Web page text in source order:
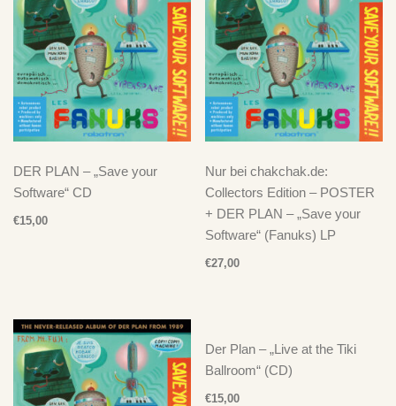
DER PLAN – „Save your
Software“ CD
€15,00
Nur bei chakchak.de:
Collectors Edition – POSTER
+ DER PLAN – „Save your
Software“ (Fanuks) LP
€27,00
Der Plan – „Live at the Tiki
Ballroom“ (CD)
€15,00